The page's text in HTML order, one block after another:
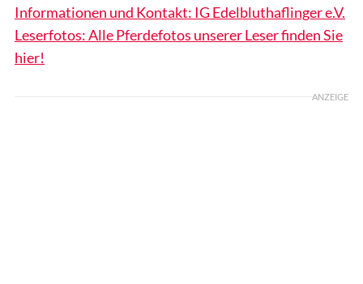
Informationen und Kontakt: IG Edelbluthaflinger e.V.
Leserfotos: Alle Pferdefotos unserer Leser finden Sie
hier!
ANZEIGE